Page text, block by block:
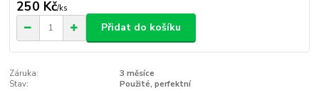
250 Kč/ks
Přidat do košíku
Záruka:
3 měsíce
Stav:
Použité, perfektní